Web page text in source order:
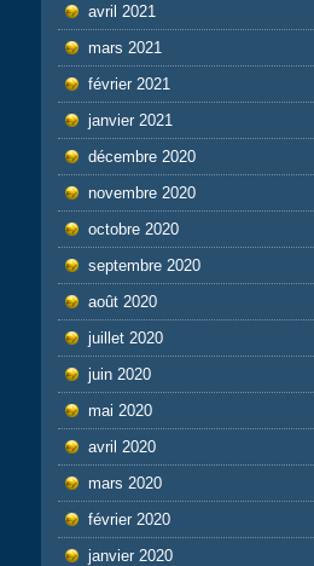
avril 2021
mars 2021
février 2021
janvier 2021
décembre 2020
novembre 2020
octobre 2020
septembre 2020
août 2020
juillet 2020
juin 2020
mai 2020
avril 2020
mars 2020
février 2020
janvier 2020